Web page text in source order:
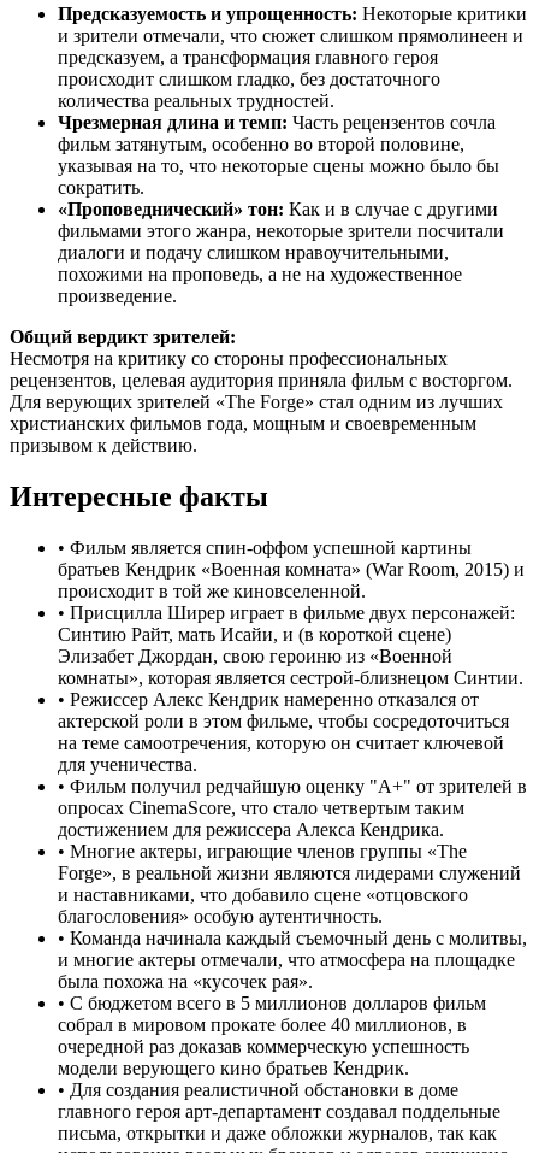
Предсказуемость и упрощенность: Некоторые критики
и зрители отмечали, что сюжет слишком прямолинеен и
предсказуем, а трансформация главного героя
происходит слишком гладко, без достаточного
количества реальных трудностей.
Чрезмерная длина и темп: Часть рецензентов сочла
фильм затянутым, особенно во второй половине,
указывая на то, что некоторые сцены можно было бы
сократить.
«Проповеднический» тон: Как и в случае с другими
фильмами этого жанра, некоторые зрители посчитали
диалоги и подачу слишком нравоучительными,
похожими на проповедь, а не на художественное
произведение.
Общий вердикт зрителей:
Несмотря на критику со стороны профессиональных
рецензентов, целевая аудитория приняла фильм с восторгом.
Для верующих зрителей «The Forge» стал одним из лучших
христианских фильмов года, мощным и своевременным
призывом к действию.
Интересные факты
• Фильм является спин-оффом успешной картины
братьев Кендрик «Военная комната» (War Room, 2015) и
происходит в той же киновселенной.
• Присцилла Ширер играет в фильме двух персонажей:
Синтию Райт, мать Исайи, и (в короткой сцене)
Элизабет Джордан, свою героиню из «Военной
комнаты», которая является сестрой-близнецом Синтии.
• Режиссер Алекс Кендрик намеренно отказался от
актерской роли в этом фильме, чтобы сосредоточиться
на теме самоотречения, которую он считает ключевой
для ученичества.
• Фильм получил редчайшую оценку "A+" от зрителей в
опросах CinemaScore, что стало четвертым таким
достижением для режиссера Алекса Кендрика.
• Многие актеры, играющие членов группы «The
Forge», в реальной жизни являются лидерами служений
и наставниками, что добавило сцене «отцовского
благословения» особую аутентичность.
• Команда начинала каждый съемочный день с молитвы,
и многие актеры отмечали, что атмосфера на площадке
была похожа на «кусочек рая».
• С бюджетом всего в 5 миллионов долларов фильм
собрал в мировом прокате более 40 миллионов, в
очередной раз доказав коммерческую успешность
модели верующего кино братьев Кендрик.
• Для создания реалистичной обстановки в доме
главного героя арт-департамент создавал поддельные
письма, открытки и даже обложки журналов, так как